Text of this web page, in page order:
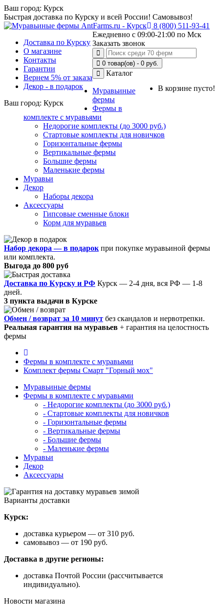
Ваш город: Курск
Быстрая доставка по Курску и всей России! Самовывоз!
Доставка по Курску
О магазине
Контакты
Гарантии
Вернем 5% от заказа
Декор - в подарок
Ваш город: Курск
8 (800) 511-93-41
Ежедневно с 09:00-21:00 по Мск
Заказать звонок
0 товар(ов) - 0 руб.
В корзине пусто!
Каталог
Муравьиные
фермы
Фермы в
комплекте с муравьями
Недорогие комплекты (до 3000 руб.)
Стартовые комплекты для новичков
Горизонтальные фермы
Вертикальные фермы
Большие фермы
Маленькие фермы
Муравьи
Декор
Наборы декора
Аксессуары
Гипсовые сменные блоки
Корм для муравьев
Набор декора — в подарок при покупке муравьиной фермы
или комплекта.
Выгода до 800 руб
Доставка по Курску и РФ Курск — 2-4 дня, вся РФ — 1-8
дней.
3 пункта выдачи в Курске
Обмен / возврат за 10 минут без скандалов и нервотрепки.
Реальная гарантия на муравьев + гарантия на целостность
фермы
Фермы в комплекте с муравьями
Комплект фермы Смарт "Горный мох"
Муравьиные фермы
Фермы в комплекте с муравьями
- Недорогие комплекты (до 3000 руб.)
- Стартовые комплекты для новичков
- Горизонтальные фермы
- Вертикальные фермы
- Большие фермы
- Маленькие фермы
Муравьи
Декор
Аксессуары
Варианты доставки
Курск:
доставка курьером — от 310 руб.
самовывоз — от 190 руб.
Доставка в другие регионы:
доставка Почтой России (рассчитывается
индивидуально).
Новости магазина